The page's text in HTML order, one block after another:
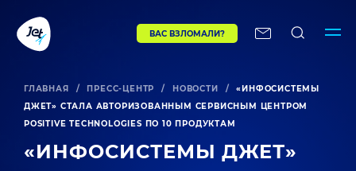
ВАС ВЗЛОМАЛИ?
ГЛАВНАЯ / ПРЕСС-ЦЕНТР / НОВОСТИ /
«ИНФОСИСТЕМЫ
ДЖЕТ» СТАЛА АВТОРИЗОВАННЫМ СЕРВИСНЫМ ЦЕНТРОМ
POSITIVE TECHNOLOGIES ПО 10 ПРОДУКТАМ
«ИНФОСИСТЕМЫ ДЖЕТ»